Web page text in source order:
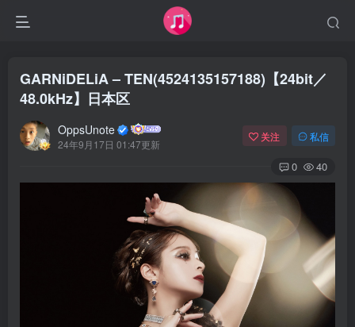
GARNiDELiA – TEN(4524135157188)【24bit／
48.0kHz】日本区
OppsUnote
24年9月17日 01:47更新
关注 私信
0 40